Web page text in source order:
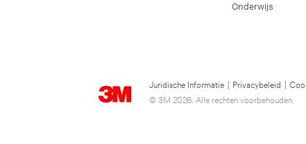
Onderwijs
Juridische Informatie Privacybeleid
© 3M 2026. Alle rechten voorbehouden.